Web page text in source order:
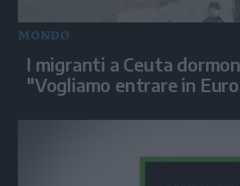
MONDO
I migranti a Ceuta
"Vogliamo entrare in